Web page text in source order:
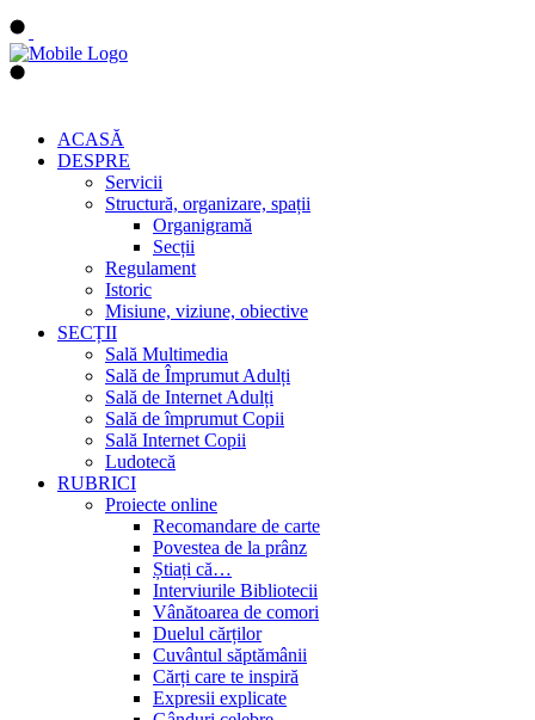
ACASĂ
DESPRE
Servicii
Structură, organizare, spații
Organigramă
Secții
Regulament
Istoric
Misiune, viziune, obiective
SECȚII
Sală Multimedia
Sală de Împrumut Adulți
Sală de Internet Adulți
Sală de împrumut Copii
Sală Internet Copii
Ludotecă
RUBRICI
Proiecte online
Recomandare de carte
Povestea de la prânz
Știați că…
Interviurile Bibliotecii
Vânătoarea de comori
Duelul cărților
Cuvântul săptămânii
Cărți care te inspiră
Expresii explicate